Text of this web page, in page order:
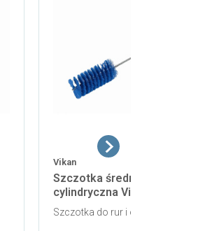
Vikan
Szczotka średniotwarda
cylindryczna Vikan 5379
Szczotka do rur i odpływów z